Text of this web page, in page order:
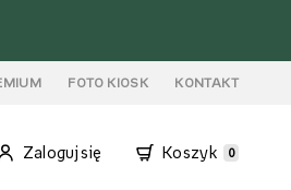
FOTO KIOSK KONTAKT
Zaloguj się Koszyk 0